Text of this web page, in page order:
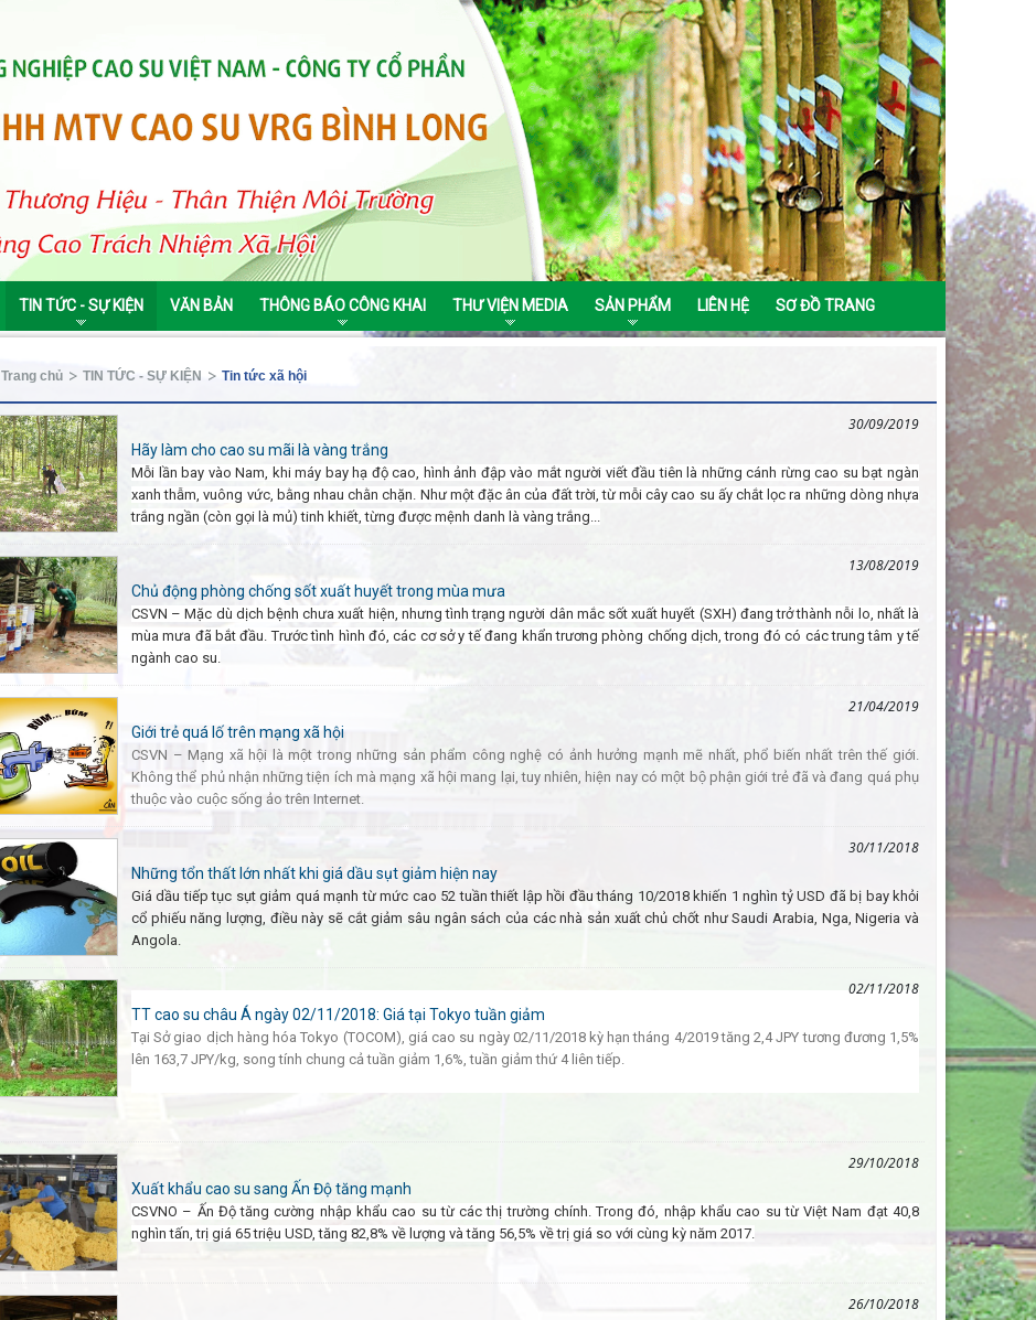
TIN TỨC - SỰ KIỆN VĂN BẢN THÔNG BÁO CÔNG KHAI THƯ VIỆN MEDIA SẢN PHẨM LIÊN HỆ SƠ ĐỒ TRANG
Trang chủ TIN TỨC - SỰ KIỆN Tin tức xã hội
30/09/2019
Hãy làm cho cao su mãi là vàng trắng
Mỗi lần bay vào Nam, khi máy bay hạ độ cao, hình ảnh đập vào mắt người viết đầu tiên là những cánh rừng cao su bạt ngàn
xanh thẫm, vuông vức, bằng nhau chằn chặn. Như một đặc ân của đất trời, từ mỗi cây cao su ấy chắt lọc ra những dòng nhựa
trắng ngần (còn gọi là mủ) tinh khiết, từng được mệnh danh là vàng trắng...
13/08/2019
Chủ động phòng chống sốt xuất huyết trong mùa mưa
CSVN –Mặc dù dịch bệnh chưa xuất hiện, nhưng tình trạng người dân mắc sốt xuất huyết (SXH) đang trở thành nỗi lo, nhất là
mùa mưa đã bắt đầu. Trước tình hình đó, các cơ sở y tế đang khẩn trương phòng chống dịch, trong đó có các trung tâm y tế
ngành cao su.
21/04/2019
Giới trẻ quá lố trên mạng xã hội
CSVN – Mạng xã hội là một trong những sản phẩm công nghệ có ảnh hưởng mạnh mẽ nhất, phổ biến nhất trên thế giới.
Không thể phủ nhận những tiện ích mà mạng xã hội mang lại, tuy nhiên, hiện nay có một bộ phận giới trẻ đã và đang quá phụ
thuộc vào cuộc sống ảo trên Internet.
30/11/2018
Những tổn thất lớn nhất khi giá dầu sụt giảm hiện nay
Giá dầu tiếp tục sụt giảm quá mạnh từ mức cao 52 tuần thiết lập hồi đầu tháng 10/2018 khiến 1 nghìn tỷ USD đã bị bay khỏi
cổ phiếu năng lượng, điều này sẽ cắt giảm sâu ngân sách của các nhà sản xuất chủ chốt như Saudi Arabia, Nga, Nigeria và
Angola.
02/11/2018
TT cao su châu Á ngày 02/11/2018: Giá tại Tokyo tuần giảm
Tại Sở giao dịch hàng hóa Tokyo (TOCOM), giá cao su ngày 02/11/2018 kỳ hạn tháng 4/2019 tăng 2,4 JPY tương đương 1,5%
lên 163,7 JPY/kg, song tính chung cả tuần giảm 1,6%, tuần giảm thứ 4 liên tiếp.
29/10/2018
Xuất khẩu cao su sang Ấn Độ tăng mạnh
CSVNO – Ấn Độ tăng cường nhập khẩu cao su từ các thị trường chính. Trong đó, nhập khẩu cao su từ Việt Nam đạt 40,8
nghìn tấn, trị giá 65 triệu USD, tăng 82,8% về lượng và tăng 56,5% về trị giá so với cùng kỳ năm 2017.
26/10/2018